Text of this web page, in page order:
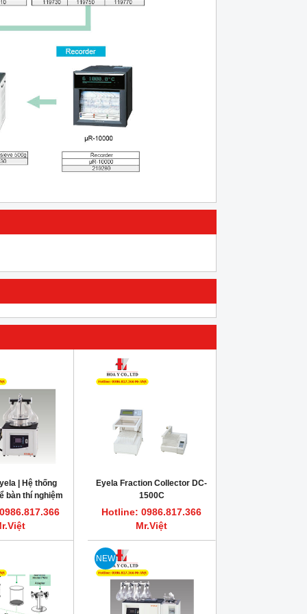
| Hệ thống
bàn thí nghiệm
1000
Eyela Fraction Collector DC-
1500C
Hotline: 0986.817.366
Mr.Việt
NEW